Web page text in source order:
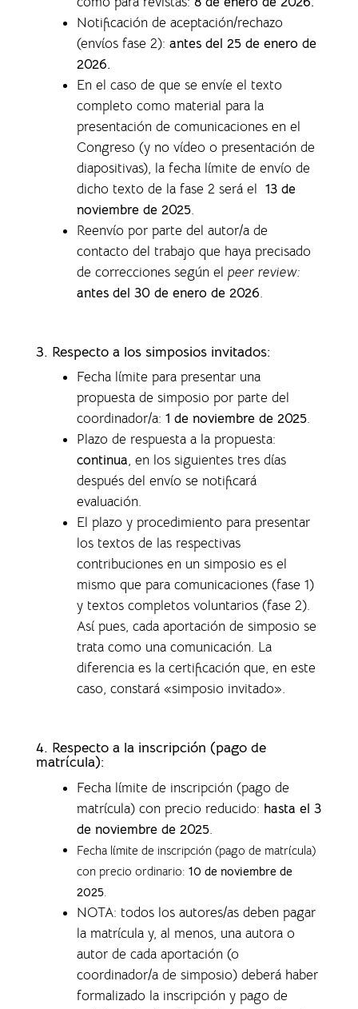
Notificación de aceptación/rechazo
(envíos fase 2): antes del 25 de enero de
2026.
En el caso de que se envíe el texto
completo como material para la
presentación de comunicaciones en el
Congreso (y no vídeo o presentación de
diapositivas), la fecha límite de envío de
dicho texto de la fase 2 será el 13 de
noviembre de 2025.
Reenvío por parte del autor/a de
contacto del trabajo que haya precisado
de correcciones según el peer review:
antes del 30 de enero de 2026.
3. Respecto a los simposios invitados:
Fecha límite para presentar una
propuesta de simposio por parte del
coordinador/a: 1 de noviembre de 2025.
Plazo de respuesta a la propuesta:
continua, en los siguientes tres días
después del envío se notificará
evaluación.
El plazo y procedimiento para presentar
los textos de las respectivas
contribuciones en un simposio es el
mismo que para comunicaciones (fase 1)
y textos completos voluntarios (fase 2).
Así pues, cada aportación de simposio se
trata como una comunicación. La
diferencia es la certificación que, en este
caso, constará «simposio invitado».
4. Respecto a la inscripción (pago de
matrícula):
Fecha límite de inscripción (pago de
matrícula) con precio reducido: hasta el 3
de noviembre de 2025.
Fecha límite de inscripción (pago de matrícula)
con precio ordinario: 10 de noviembre de
2025.
NOTA: todos los autores/as deben pagar
la matrícula y, al menos, una autora o
autor de cada aportación (o
coordinador/a de simposio) deberá haber
formalizado la inscripción y pago de